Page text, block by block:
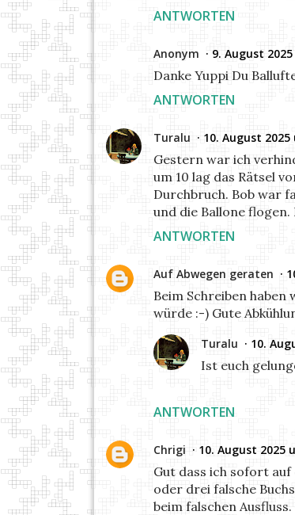
ANTWORTEN
Anonym 9. August
Danke Yuppi Du
ANTWORTEN
Turalu 10. August 2025
Gestern war ich
um 10 lag das Rätsel
Durchbruch. Bob war
und die Ballone
ANTWORTEN
Auf Abwegen geraten
Beim Schreiben
würde :-) Gute
ANTWORTEN
Turalu 10.
Ist euch
Chrigi 10. August 2025
Gut dass ich sofort
oder drei falsche
beim falschen